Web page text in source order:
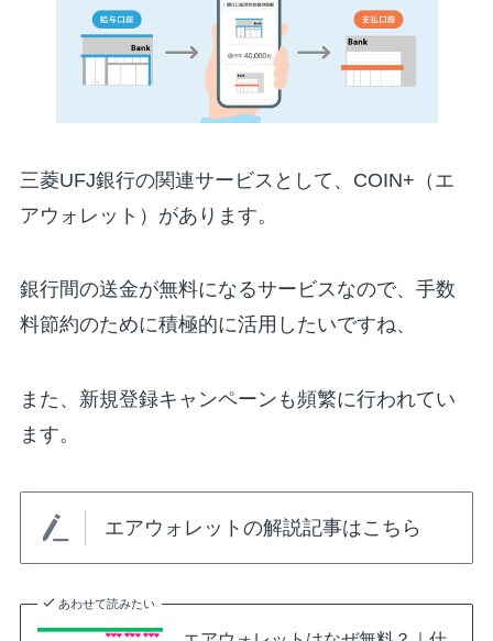
三菱UFJ銀行の関連サービスとして、COIN+（エ
アウォレット）があります。
銀行間の送金が無料になるサービスなので、手数
料節約のために積極的に活用したいですね、
また、新規登録キャンペーンも頻繁に行われてい
ます。
エアウォレットの解説記事はこちら
あわせて読みたい